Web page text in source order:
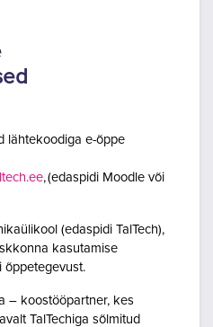
lähtekoodiga e-õppe
, (edaspidi Moodle või
(edaspidi TalTech),
kasutamise
õppetegevust.
– koostööpartner, kes
TalTechiga sõlmitud